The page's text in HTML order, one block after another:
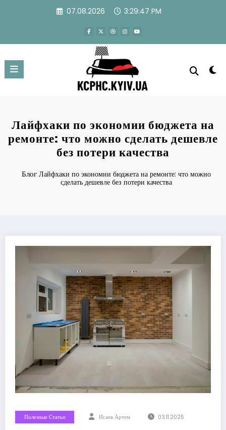
07.08.2026 3:29:48 PM
Лайфхаки по экономии бюджета на
ремонте: что можно сделать дешевле
без потери качества
Блог Лайфхаки по экономии бюджета на ремонте: что можно
сделать дешевле без потери качества
Полезные Статьи Исаев Артем 03.11.2025